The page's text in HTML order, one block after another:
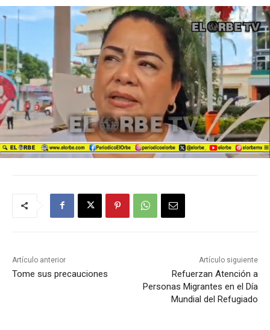
Artículo anterior
Tome sus precauciones
Artículo siguiente
Refuerzan Atención a
Personas Migrantes en el Día
Mundial del Refugiado